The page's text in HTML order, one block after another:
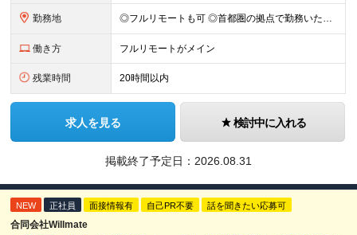
勤務地 ◎フルリモートも可 ◎首都圏の拠点で勤務いただくことを想定しております ■本社（湘南本社） 神奈川県藤沢市辻堂神台2-2-1 アイクロス湘南8階 └JR東海道線「辻堂駅」徒歩3分 ■東北支社 秋田
働き方 フルリモートがメイン
残業時間 20時間以内
求人を見る 検討中に入れる
掲載終了予定日： 2026.08.31
NEW 正社員 面接情報有 自己PR不要 話を聞きたい応募可
合同会社Willmate